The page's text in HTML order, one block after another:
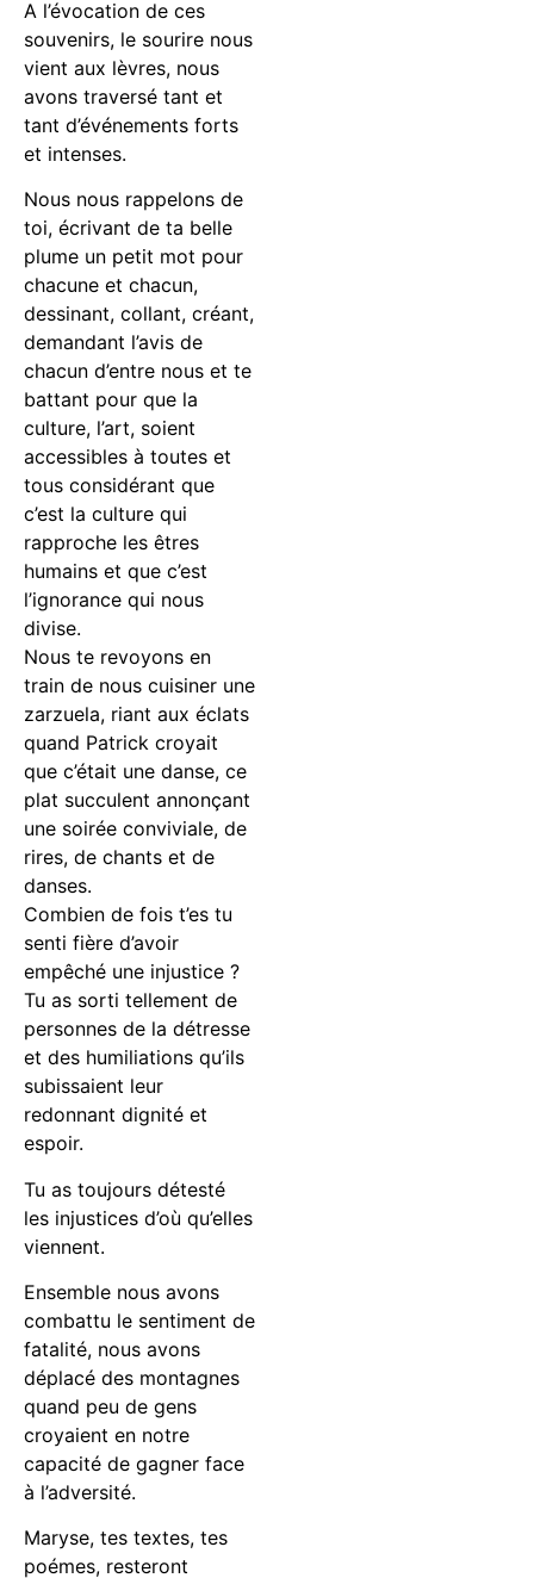
A l’évocation de ces
souvenirs, le sourire nous
vient aux lèvres, nous
avons traversé tant et
tant d’événements forts
et intenses.
Nous nous rappelons de
toi, écrivant de ta belle
plume un petit mot pour
chacune et chacun,
dessinant, collant, créant,
demandant l’avis de
chacun d’entre nous et te
battant pour que la
culture, l’art, soient
accessibles à toutes et
tous considérant que
c’est la culture qui
rapproche les êtres
humains et que c’est
l’ignorance qui nous
divise.
Nous te revoyons en
train de nous cuisiner une
zarzuela, riant aux éclats
quand Patrick croyait
que c’était une danse, ce
plat succulent annonçant
une soirée conviviale, de
rires, de chants et de
danses.
Combien de fois t’es tu
senti fière d’avoir
empêché une injustice ?
Tu as sorti tellement de
personnes de la détresse
et des humiliations qu’ils
subissaient leur
redonnant dignité et
espoir.
Tu as toujours détesté
les injustices d’où qu’elles
viennent.
Ensemble nous avons
combattu le sentiment de
fatalité, nous avons
déplacé des montagnes
quand peu de gens
croyaient en notre
capacité de gagner face
à l’adversité.
Maryse, tes textes, tes
poémes, resteront